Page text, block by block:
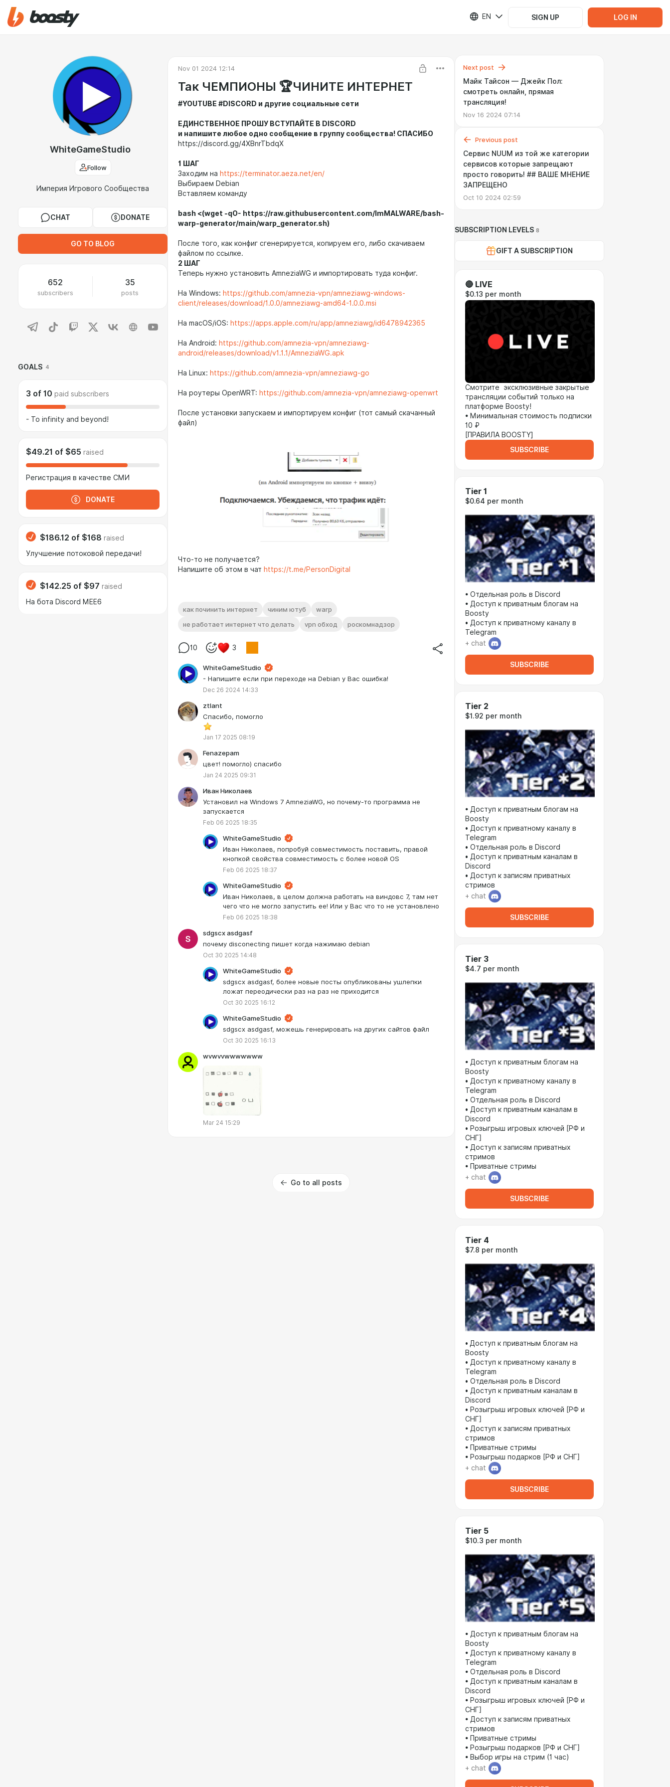
EN SIGN UP LOG IN
WhiteGameStudio
Follow
Империя Игрового Сообщества
CHAT DONATE
GO TO BLOG
652
subscribers
35
posts
GOALS 4
3 of 10 paid subscribers
- To infinity and beyond!
$49.21 of $65 raised
Регистрация в качестве СМИ
DONATE
$186.12 of $168 raised
Улучшение потоковой передачи!
$142.25 of $97 raised
На бота Discord MEE6
Nov 01 2024 12:14
Так ЧЕМПИОНЫ 🏆ЧИНИТЕ ИНТЕРНЕТ
#YOUTUBE #DISCORD и другие социальные сети
ЕДИНСТВЕННОЕ ПРОШУ ВСТУПАЙТЕ В DISCORD
и напишите любое одно сообщение в группу сообщества! СПАСИБО
https://discord.gg/4XBnrTbdqX
1 ШАГ
Заходим на https://terminator.aeza.net/en/
Выбираем Debian
Вставляем команду
bash <(wget -qO- https://raw.githubusercontent.com/ImMALWARE/bash-
warp-generator/main/warp_generator.sh)
После того, как конфиг сгенерируется, копируем его, либо скачиваем
файлом по ссылке.
2 ШАГ
Теперь нужно установить AmneziaWG и импортировать туда конфиг.
На Windows: https://github.com/amnezia-vpn/amneziawg-windows-
client/releases/download/1.0.0/amneziawg-amd64-1.0.0.msi
На macOS/iOS: https://apps.apple.com/ru/app/amneziawg/id6478942365
На Android: https://github.com/amnezia-vpn/amneziawg-
android/releases/download/v1.1.1/AmneziaWG.apk
На Linux: https://github.com/amnezia-vpn/amneziawg-go
На роутеры OpenWRT: https://github.com/amnezia-vpn/amneziawg-openwrt
После установки запускаем и импортируем конфиг (тот самый скачанный
файл)
Что-то не получается?
Напишите об этом в чат https://t.me/PersonDigital
как починить интернет чиним ютуб
warp
не работает интернет что делать
vpn обход роскомнадзор
10 3
WhiteGameStudio
- Напишите если при переходе на Debian у Вас ошибка!
Dec 26 2024 14:33
ztlant
Спасибо, помогло
Jan 17 2025 08:19
Fenazepam
цвет! помогло) спасибо
Jan 24 2025 09:31
Иван Николаев
Установил на Windows 7 AmneziaWG, но почему-то программа не
запускается
Feb 06 2025 18:35
WhiteGameStudio
Иван Николаев, попробуй совместимость поставить, правой
кнопкой свойства совместимость с более новой OS
Feb 06 2025 18:37
WhiteGameStudio
Иван Николаев, в целом должна работать на виндовс 7, там нет
чего что не могло запустить ее! Или у Вас что то не установлено
Feb 06 2025 18:38
sdgscx asdgasf
почему disconecting пишет когда нажимаю debian
Oct 30 2025 14:48
WhiteGameStudio
sdgscx asdgasf, более новые посты опубликованы ушлепки
ложат переодически раз на раз не приходится
Oct 30 2025 16:12
WhiteGameStudio
sdgscx asdgasf, можешь генерировать на других сайтов файл
Oct 30 2025 16:13
wvwvvwwwwwww
Mar 24 15:29
Go to all posts
Next post
Майк Тайсон — Джейк Пол:
смотреть онлайн, прямая
трансляция!
Nov 16 2024 07:14
Previous post
Сервис NUUM из той же категории
сервисов которые запрещают
просто говорить! ## ВАШЕ МНЕНИЕ
ЗАПРЕЩЕНО
Oct 10 2024 02:59
SUBSCRIPTION LEVELS 8
GIFT A SUBSCRIPTION
🔴 LIVE
$0.13 per month
Смотрите эксклюзивные закрытые
трансляции событий только на
платформе Boosty!
• Минимальная стоимость подписки
10 ₽
[ПРАВИЛА BOOSTY]
SUBSCRIBE
Tier 1
$0.64 per month
• Отдельная роль в Discord
• Доступ к приватным блогам на
Boosty
• Доступ к приватному каналу в
Telegram
+ chat
SUBSCRIBE
Tier 2
$1.92 per month
• Доступ к приватным блогам на
Boosty
• Доступ к приватному каналу в
Telegram
• Отдельная роль в Discord
• Доступ к приватным каналам в
Discord
• Доступ к записям приватных
стримов
+ chat
SUBSCRIBE
Tier 3
$4.7 per month
• Доступ к приватным блогам на
Boosty
• Доступ к приватному каналу в
Telegram
• Отдельная роль в Discord
• Доступ к приватным каналам в
Discord
• Розыгрыш игровых ключей [РФ и
СНГ]
• Доступ к записям приватных
стримов
• Приватные стримы
+ chat
SUBSCRIBE
Tier 4
$7.8 per month
• Доступ к приватным блогам на
Boosty
• Доступ к приватному каналу в
Telegram
• Отдельная роль в Discord
• Доступ к приватным каналам в
Discord
• Розыгрыш игровых ключей [РФ и
СНГ]
• Доступ к записям приватных
стримов
• Приватные стримы
• Розыгрыш подарков [РФ и СНГ]
+ chat
SUBSCRIBE
Tier 5
$10.3 per month
• Доступ к приватным блогам на
Boosty
• Доступ к приватному каналу в
Telegram
• Отдельная роль в Discord
• Доступ к приватным каналам в
Discord
• Розыгрыш игровых ключей [РФ и
СНГ]
• Доступ к записям приватных
стримов
• Приватные стримы
• Розыгрыш подарков [РФ и СНГ]
• Выбор игры на стрим (1 час)
+ chat